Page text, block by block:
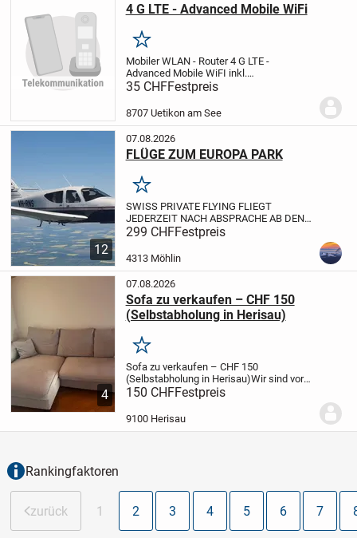
4 G LTE - Advanced Mobile WiFi
Merken
Mobiler WLAN - Router 4 G LTE -
Advanced Mobile WiFI inkl.
LadekabelAlter: 4 Monate - Ungebraucht -
Preis: Fr. 30.-- / zuzüglich Porto
und Verpackung Fr. 5.-- (Total Fr. 35.--)
35 CHFFestpreis
8707 Uetikon am See
12
07.08.2026
FLÜGE ZUM EUROPA PARK
Merken
SWISS PRIVATE FLYING FLIEGT
JEDERZEIT NACH ABSPRACHE AB DEN
FLUGPLÄTZEN BUOCHS, TRIENGEN,
BIRRFRLD, GRENCHEN ZUM EUROPA
PARK IN RUST.
FAHRZEIT MIT DEM...
299 CHFFestpreis
4313 Möhlin
4
07.08.2026
Sofa zu verkaufen – CHF 150
(Selbstabholung in Herisau)
Merken
Sofa zu verkaufen – CHF 150
(Selbstabholung in Herisau)Wir sind vor
einem Monat in unsere Wohnung
eingezogen und haben das Sofa von den
Vormietern übernommen. Da wir es selbst
150 CHFFestpreis
9100 Herisau
Rankingfaktoren
zurück 1 2 3 4 5 6 7